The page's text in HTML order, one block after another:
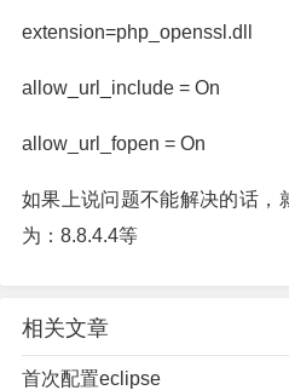
extension=php_openssl.dll
allow_url_include = On
allow_url_fopen = On
如果上说问题不能解决的话，
为：8.8.4.4等
相关文章
首次配置eclipse